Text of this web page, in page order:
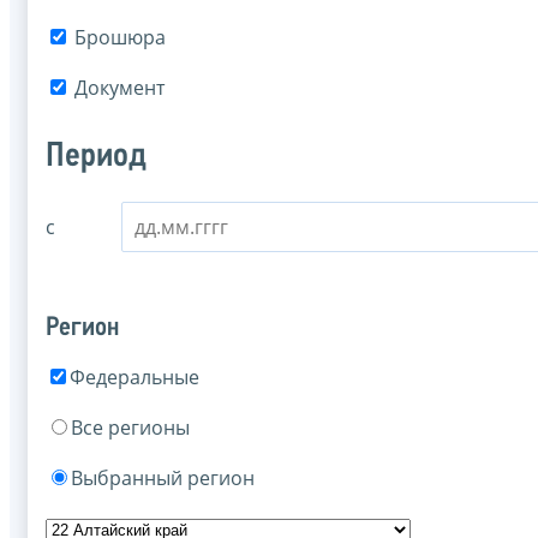
Брошюра
Документ
Период
с
Регион
Федеральные
Все регионы
Выбранный регион